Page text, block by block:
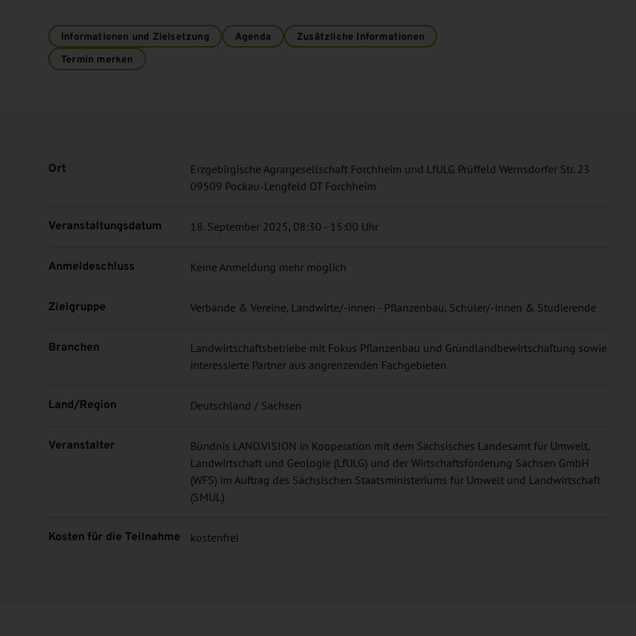
Informationen und Zielsetzung Agenda
Zusätzliche Informationen
Termin merken
Ort
Erzgebirgische Agrargesellschaft Forchheim und LfULG Prüffeld Wernsdorfer Str. 23
09509 Pockau-Lengfeld OT Forchheim
Veranstaltungsdatum 18. September 2025, 08:30 - 15:00 Uhr
Anmeldeschluss Keine Anmeldung mehr möglich
Zielgruppe Verbände & Vereine, Landwirte/-innen - Pflanzenbau, Schüler/-innen & Studierende
Branchen
Landwirtschaftsbetriebe mit Fokus Pflanzenbau und Gründlandbewirtschaftung sowie
interessierte Partner aus angrenzenden Fachgebieten
Land/Region Deutschland / Sachsen
Veranstalter
Bündnis LAND.VISION in Kooperation mit dem Sächsisches Landesamt für Umwelt,
Landwirtschaft und Geologie (LfULG) und der Wirtschaftsförderung Sachsen GmbH
(WFS) im Auftrag des Sächsischen Staatsministeriums für Umwelt und Landwirtschaft
(SMUL)
Kosten für die Teilnahme kostenfrei